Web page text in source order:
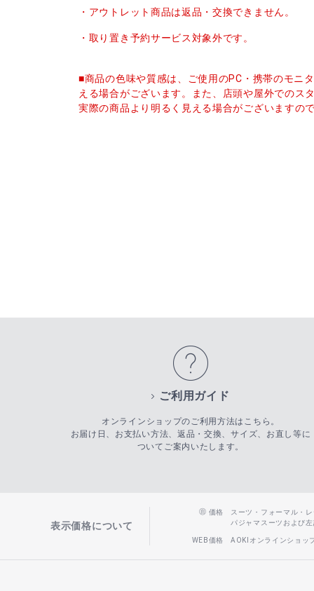
・アウトレット商品は返品・交換できません。
・取り置き予約サービス対象外です。
■商品の色味や質感は、ご使用のPC・携帯のモニ
える場合がございます。また、店頭や屋外でのス
実際の商品より明るく見える場合がございますの
ご利用ガイド
オンラインショップのご利用方法はこちら。
お届け日、お支払い方法、返品・交換、サイズ、お直し等に
ついてご案内いたします。
表示価格について
価格
スーツ・フォーマル・
パジャマスーツおよび
WEB価格 AOKIオンラインショッ